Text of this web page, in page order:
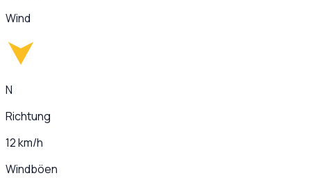
Wind
N
Richtung
12 km/h
Windböen